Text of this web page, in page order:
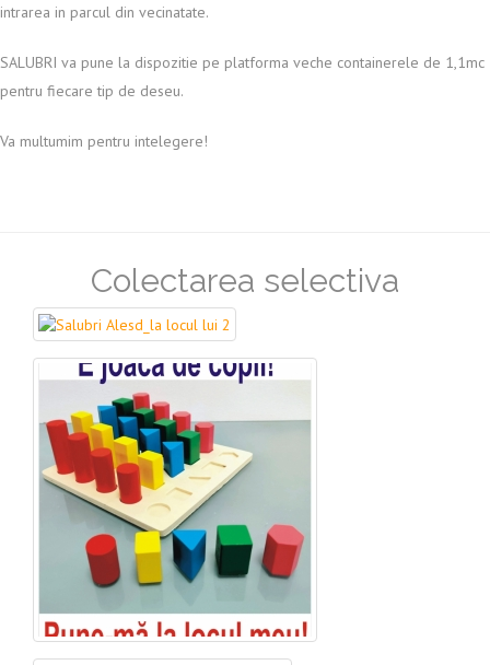
intrarea in parcul din vecinatate.
SALUBRI va pune la dispozitie pe platforma veche containerele de 1,1mc
pentru fiecare tip de deseu.
Va multumim pentru intelegere!
Colectarea selectiva